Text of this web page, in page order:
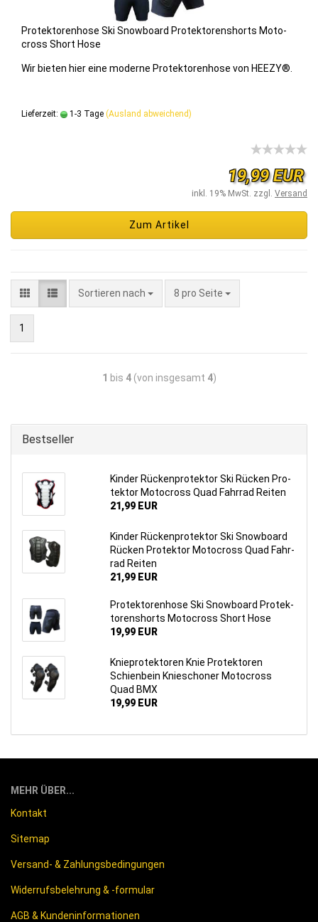
Pro­tek­to­ren­ho­se Ski Snow­board Pro­tek­to­rens­horts Mo­to­
cross Short Hose
Wir bie­ten hier eine mo­der­ne Pro­tek­to­ren­ho­se von HEEZY®.
Lieferzeit: 1-3 Tage (Ausland abweichend)
19,99 EUR
inkl. 19% MwSt. zzgl. Versand
Zum Artikel
Sortieren nach 8 pro Seite
1
1 bis 4(von insgesamt 4)
Bestseller
Kin­der Rü­cken­pro­tek­tor Ski Rü­cken Pro­
tek­tor Mo­to­cross Quad Fahr­rad Rei­ten
21,99 EUR
Kin­der Rü­cken­pro­tek­tor Ski Snow­board
Rü­cken Pro­tek­tor Mo­to­cross Quad Fahr­
rad Rei­ten
21,99 EUR
Pro­tek­to­ren­ho­se Ski Snow­board Pro­tek­
to­rens­horts Mo­to­cross Short Hose
19,99 EUR
Knie­pro­tek­to­ren Knie Pro­tek­to­ren
Schien­bein Knie­scho­ner Mo­to­cross
Quad BMX
19,99 EUR
MEHR ÜBER...
Kontakt
Sitemap
Versand- & Zahlungsbedingungen
Widerrufsbelehrung & -formular
AGB & Kundeninformationen